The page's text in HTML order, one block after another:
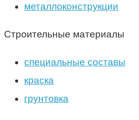
металлоконструкции
Строительные материалы
специальные составы
краска
грунтовка